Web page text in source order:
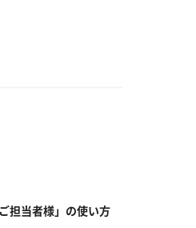
担当者様」の使い方